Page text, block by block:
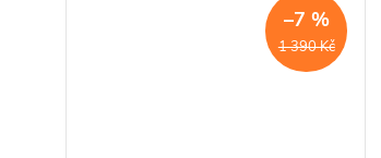
1 390 Kč
–7 %